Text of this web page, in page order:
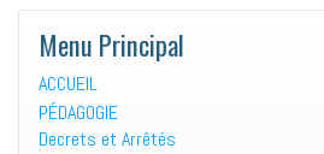
Menu Principal
ACCUEIL
PÉDAGOGIE
Decrets et Arrêtés